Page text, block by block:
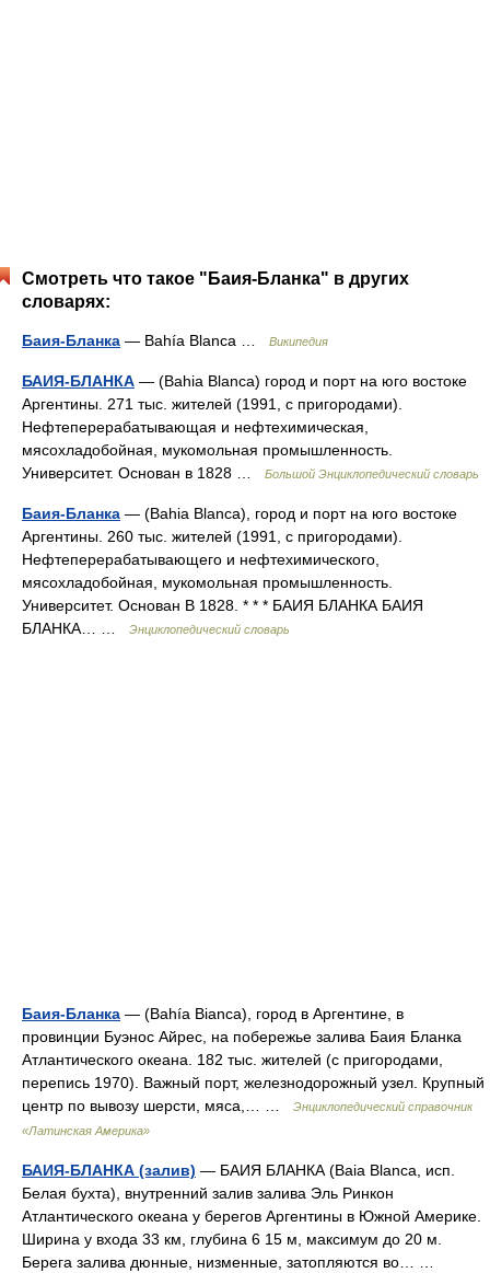
Смотреть что такое "Баия-Бланка" в других
словарях:
Баия-Бланка — Bahía Blanca … Википедия
БАИЯ-БЛАНКА — (Bahia Blanca) город и порт на юго востоке
Аргентины. 271 тыс. жителей (1991, с пригородами).
Нефтеперерабатывающая и нефтехимическая,
мясохладобойная, мукомольная промышленность.
Университет. Основан в 1828 …
Большой Энциклопедический словарь
Баия-Бланка — (Bahia Blanca), город и порт на юго востоке
Аргентины. 260 тыс. жителей (1991, с пригородами).
Нефтеперерабатывающего и нефтехимического,
мясохладобойная, мукомольная промышленность.
Университет. Основан В 1828. * * * БАИЯ БЛАНКА БАИЯ
БЛАНКА… …
Энциклопедический словарь
Баия-Бланка — (Bahía Bianca), город в Аргентине, в
провинции Буэнос Айрес, на побережье залива Баия Бланка
Атлантического океана. 182 тыс. жителей (с пригородами,
перепись 1970). Важный порт, железнодорожный узел. Крупный
центр по вывозу шерсти, мяса,… …
Энциклопедический справочник
«Латинская Америка»
БАИЯ-БЛАНКА (залив) — БАИЯ БЛАНКА (Baia Blanca, исп.
Белая бухта), внутренний залив залива Эль Ринкон
Атлантического океана у берегов Аргентины в Южной Америке.
Ширина у входа 33 км, глубина 6 15 м, максимум до 20 м.
Берега залива дюнные, низменные, затопляются во… …